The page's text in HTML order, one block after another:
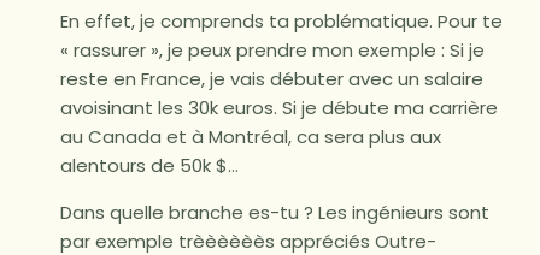
En effet, je comprends ta problématique. Pour te
« rassurer », je peux prendre mon exemple : Si je
reste en France, je vais débuter avec un salaire
avoisinant les 30k euros. Si je débute ma carrière
au Canada et à Montréal, ca sera plus aux
alentours de 50k $…
Dans quelle branche es-tu ? Les ingénieurs sont
par exemple trèèèèèès appréciés Outre-